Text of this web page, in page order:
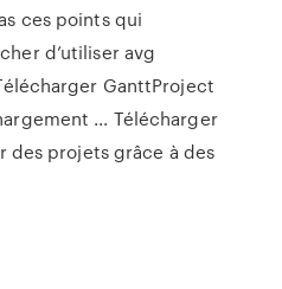
ces points qui
d’utiliser avg
GanttProject
... Télécharger
des projets grâce à des